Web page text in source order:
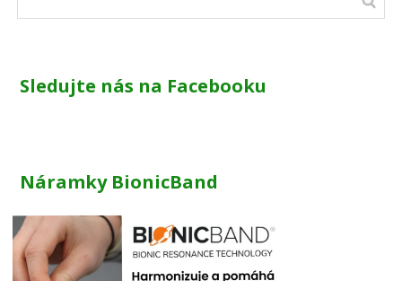
Sledujte nás na Facebooku
Náramky BionicBand